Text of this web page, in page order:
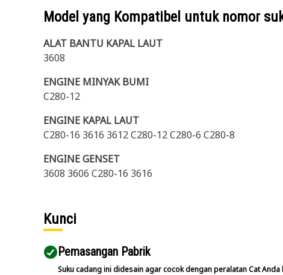
Model yang Kompatibel untuk nomor
ALAT BANTU KAPAL LAUT
3608
ENGINE MINYAK BUMI
C280-12
ENGINE KAPAL LAUT
C280-16 3616 3612 C280-12 C280-6 C280-8
ENGINE GENSET
3608 3606 C280-16 3616
Kunci
Pemasangan Pabrik
Suku cadang ini didesain agar cocok dengan peralatan Cat